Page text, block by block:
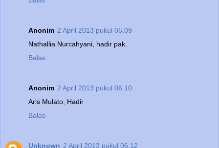
Anonim 2 April 2013 pukul 06.09
Nathallia Nurcahyani, hadir pak..
Balas
Anonim 2 April 2013 pukul 06.10
Aris Mulato, Hadir
Balas
Unknown 2 April 2013 pukul 06.12